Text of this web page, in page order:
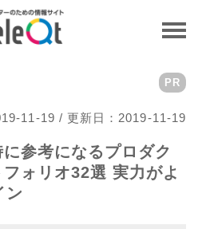
11-19 / 更新日：2019-11-19
PR
参考になるプロダク
ォリオ32選 実力がよ
ン